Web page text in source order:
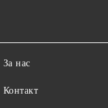
За нас
Контакт